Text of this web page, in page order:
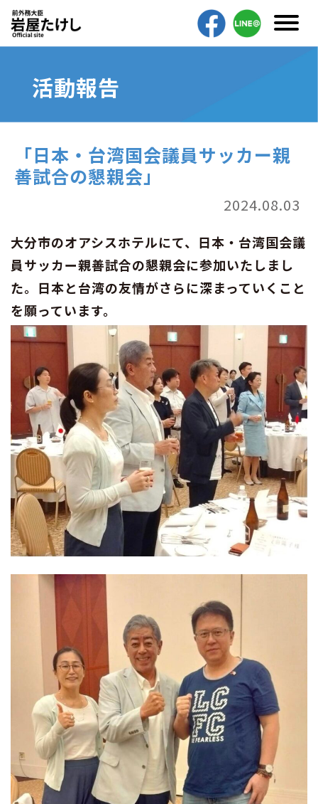
活動報告
「日本・台湾国会議員サッカー親
善試合の懇親会」
2024.08.03
大分市のオアシスホテルにて、日本・台湾国会議
員サッカー親善試合の懇親会に参加いたしまし
た。日本と台湾の友情がさらに深まっていくこと
を願っています。